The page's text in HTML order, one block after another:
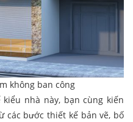
không ban công
nhà này, bạn cùng kiến
các bước thiết kế bản vẽ, bố